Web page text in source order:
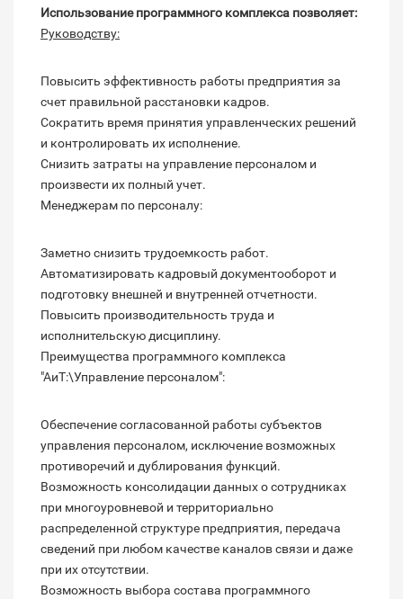
Использование программного комплекса позволяет:
Руководству:
Повысить эффективность работы предприятия за
счет правильной расстановки кадров.
Сократить время принятия управленческих решений
и контролировать их исполнение.
Снизить затраты на управление персоналом и
произвести их полный учет.
Менеджерам по персоналу:
Заметно снизить трудоемкость работ.
Автоматизировать кадровый документооборот и
подготовку внешней и внутренней отчетности.
Повысить производительность труда и
исполнительскую дисциплину.
Преимущества программного комплекса
"АиТ:\Управление персоналом":
Обеспечение согласованной работы субъектов
управления персоналом, исключение возможных
противоречий и дублирования функций.
Возможность консолидации данных о сотрудниках
при многоуровневой и территориально
распределенной структуре предприятия, передача
сведений при любом качестве каналов связи и даже
при их отсутствии.
Возможность выбора состава программного